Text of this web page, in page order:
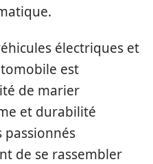
électriques et
est
de marier
et durabilité
passionnés
de se rassembler